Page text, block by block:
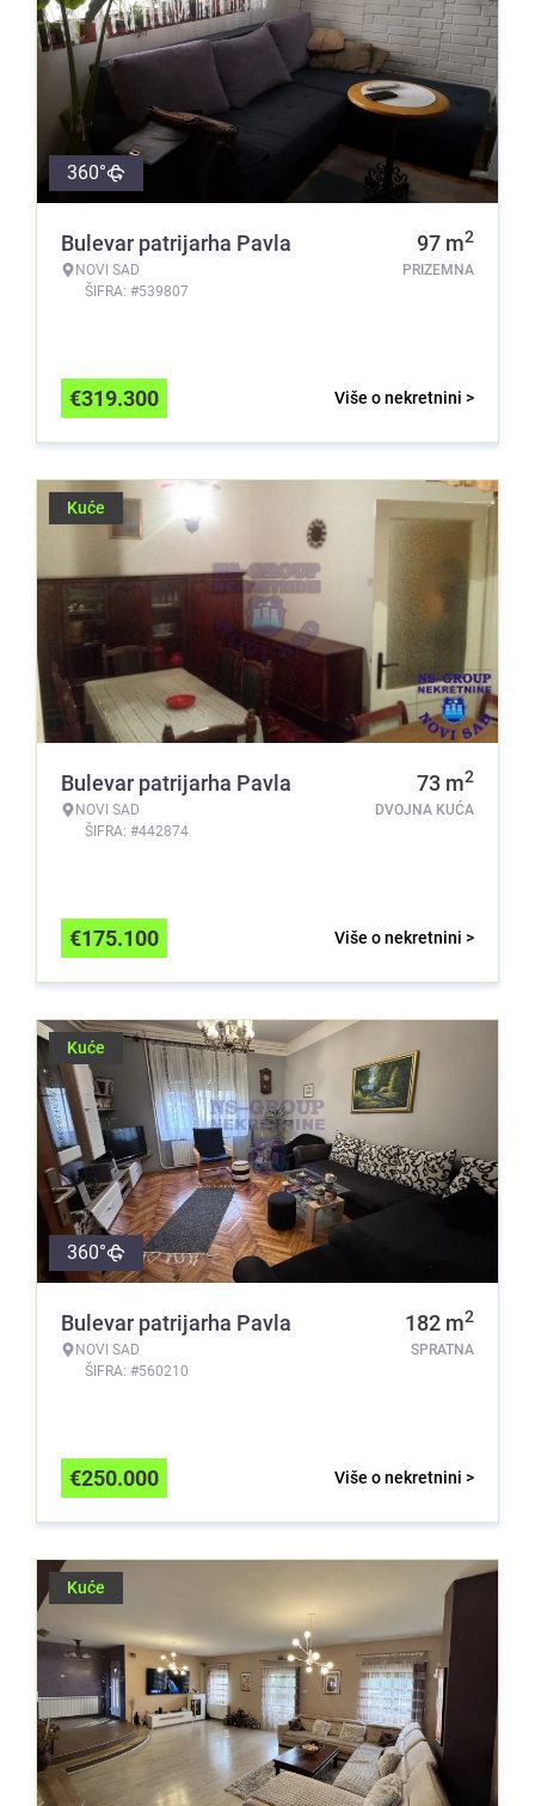
360°
Bulevar patrijarha Pavla
NOVI SAD
ŠIFRA: #539807
97 m2
PRIZEMNA
Više o nekretnini >
€319.300
Kuće
Bulevar patrijarha Pavla
NOVI SAD
ŠIFRA: #442874
73 m2
DVOJNA KUĆA
Više o nekretnini >
€175.100
Kuće
360°
Bulevar patrijarha Pavla
NOVI SAD
ŠIFRA: #560210
182 m2
SPRATNA
Više o nekretnini >
€250.000
Kuće